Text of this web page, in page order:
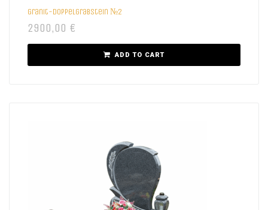
Granit-Doppelgrabstein №2
2900,00 €
ADD TO CART